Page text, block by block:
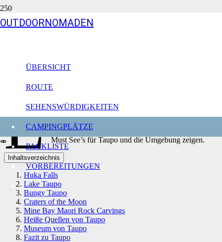
OUTDOORNOMADEN
ÜBERSICHT
ROUTE
SEHENSWÜRDIGKEITEN
CAMPINGPLÄTZE
PACKLISTE
VORBEREITUNGEN
⤄
Unsere Must Do’s & Must See’s
Neuseeland
E
ntspannen in heißen Quellen, majestätische
Wasserfälle beobachten oder einfach am Ufer des
Sees entspannen. Wir fanden Taupo wirklich
lohnenswert und möchte dir unsere Must Do’s und
Must See’s für Taupo und die Umgebung zeigen.
Inhaltsverzeichnis
Huka Falls
Lake Taupo
Bungy Taupo
Craters of the Moon
Mine Bay Maori Rock Carvings
Heiße Quellen von Taupo
Museum von Taupo
Fazit zu Taupo